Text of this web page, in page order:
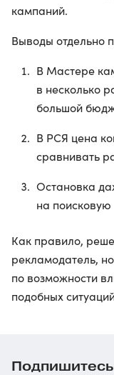
кампаний.
Выводы отдельно
В Мастере
в несколько
большой
В РСЯ цена
сравнивать
Остановка
на
Как правило,
рекламодатель,
по возможности
подобных